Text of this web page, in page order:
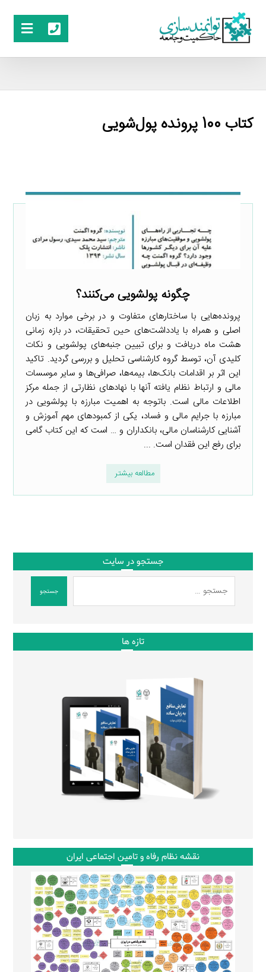
کتاب 100 پرونده پول‌شویی
چگونه پولشویی می‌کنند؟
پرونده‌هایی با ساختارهای متفاوت و در برخی موارد به زبان
اصلی و همراه با یادداشت‌های حین تحقیقات، در بازه زمانی
هشت ماه دریافت و برای تبیین جنبه‌های پولشویی و نکات
کلیدی آن، توسط گروه کارشناسی تحلیل و بررسی گردید. تاکید
این اثر بر اقدامات بانک‌ها، بیمه‌ها، صرافی‌ها و سایر موسسات
مالی و ارتباط نظام یافته آنها با نهادهای نظارتی از جمله مرکز
اطلاعات مالی است. باتوجه به اهمیت مبارزه با پولشویی در
مبارزه با جرایم مالی و فساد، یکی از کمبودهای مهم آموزش و
آشنایی کارشناسان مالی، بانکداران و … است که این کتاب گامی
برای رفع این فقدان است. ...
مطالعه بیشتر
جستجو در سایت
جستجو
تازه ها
نقشه نظام رفاه و تامین اجتماعی ایران